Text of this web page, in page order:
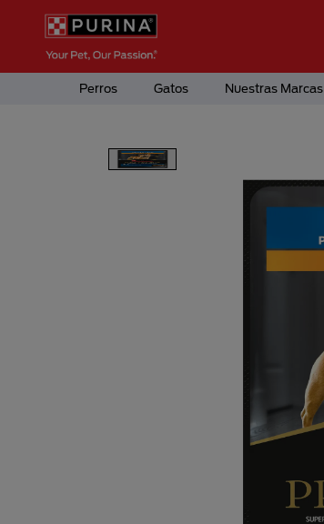
Pasar al contenido principal
Menú Secundario Purina
Menú Principal Purina
Perros Gatos Nuestras Marcas